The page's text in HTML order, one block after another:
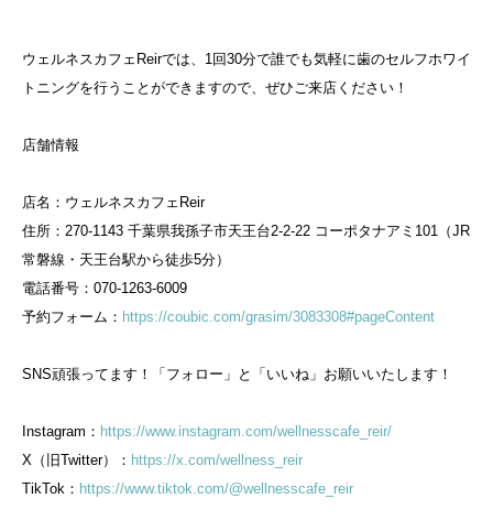
ウェルネスカフェReirでは、1回30分で誰でも気軽に歯のセルフホワイ
トニングを行うことができますので、ぜひご来店ください！
店舗情報
店名：ウェルネスカフェReir
住所：270-1143 千葉県我孫子市天王台2-2-22 コーポタナアミ101（JR
常磐線・天王台駅から徒歩5分）
電話番号：070-1263-6009
予約フォーム： https://coubic.com/grasim/3083308#pageContent
SNS頑張ってます！「フォロー」と「いいね」お願いいたします！
Instagram： https://www.instagram.com/wellnesscafe_reir/
X（旧Twitter）： https://x.com/wellness_reir
TikTok： https://www.tiktok.com/@wellnesscafe_reir